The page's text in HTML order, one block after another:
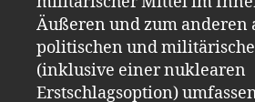
Äußeren und zum anderen
politischen und
(inklusive einer nuklearen
Erstschlagsoption)